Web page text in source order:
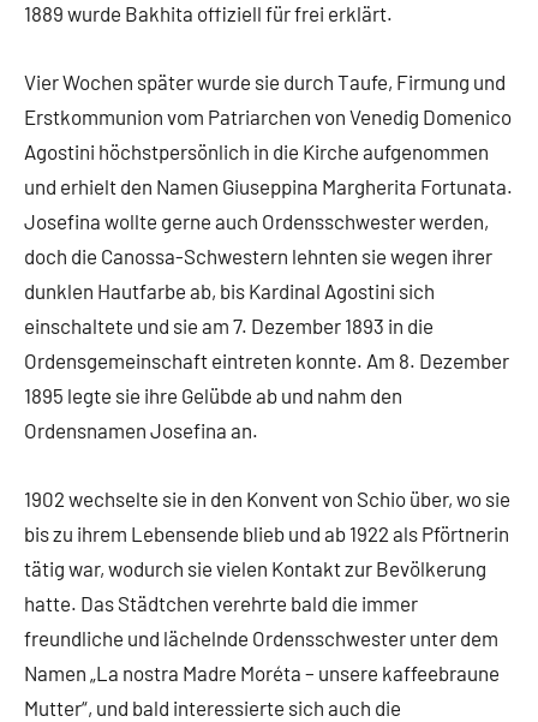
1889 wurde Bakhita offiziell für frei erklärt.
Vier Wochen später wurde sie durch Taufe, Firmung und
Erstkommunion vom Patriarchen von Venedig Domenico
Agostini höchstpersönlich in die Kirche aufgenommen
und erhielt den Namen Giuseppina Margherita Fortunata.
Josefina wollte gerne auch Ordensschwester werden,
doch die Canossa-Schwestern lehnten sie wegen ihrer
dunklen Hautfarbe ab, bis Kardinal Agostini sich
einschaltete und sie am 7. Dezember 1893 in die
Ordensgemeinschaft eintreten konnte. Am 8. Dezember
1895 legte sie ihre Gelübde ab und nahm den
Ordensnamen Josefina an.
1902 wechselte sie in den Konvent von Schio über, wo sie
bis zu ihrem Lebensende blieb und ab 1922 als Pförtnerin
tätig war, wodurch sie vielen Kontakt zur Bevölkerung
hatte. Das Städtchen verehrte bald die immer
freundliche und lächelnde Ordensschwester unter dem
Namen „La nostra Madre Moréta – unsere kaffeebraune
Mutter“, und bald interessierte sich auch die